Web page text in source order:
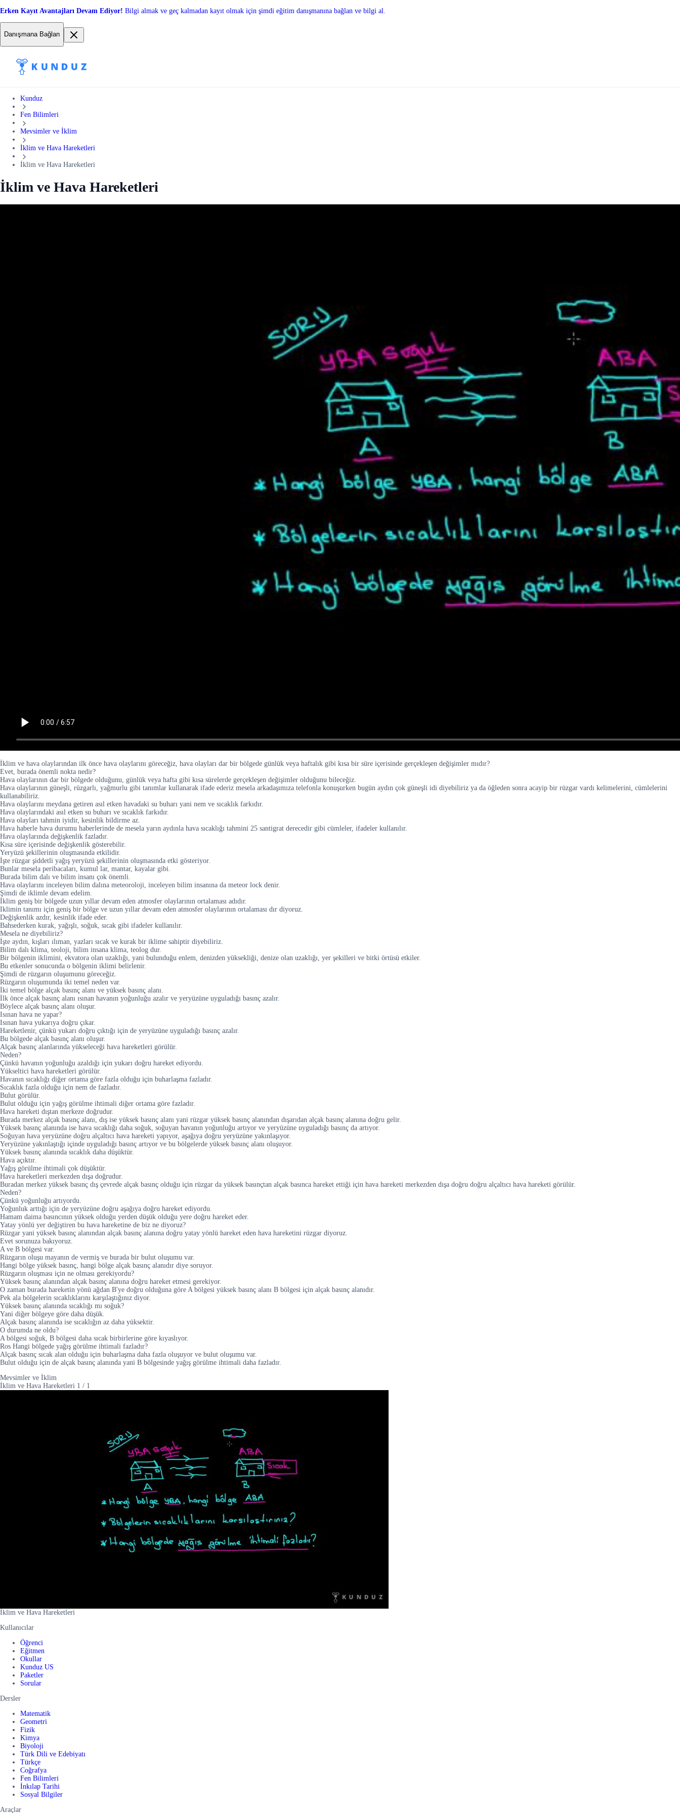
Erken Kayıt Avantajları Devam Ediyor! Bilgi almak ve geç kalmadan kayıt olmak için şimdi eğitim danışmanına bağlan ve bilgi al.
Danışmana Bağlan
Kunduz
Fen Bilimleri
Mevsimler ve İklim
İklim ve Hava Hareketleri
İklim ve Hava Hareketleri
İklim ve Hava Hareketleri
İklim ve hava olaylarından ilk önce hava olaylarını göreceğiz, hava olayları dar bir bölgede günlük veya haftalık gibi kısa bir süre içerisinde gerçekleşen değişimler mıdır?
Evet, burada önemli nokta nedir?
Hava olaylarının dar bir bölgede olduğunu, günlük veya hafta gibi kısa sürelerde gerçekleşen değişimler olduğunu bileceğiz.
Hava olaylarının güneşli, rüzgarlı, yağmurlu gibi tanımlar kullanarak ifade ederiz mesela arkadaşımıza telefonla konuşurken bugün aydın çok güneşli idi diyebiliriz ya da öğleden sonra acayip bir rüzgar vardı kelimelerini, cümlelerini
kullanabiliriz.
Hava olaylarını meydana getiren asıl etken havadaki su buharı yani nem ve sıcaklık farkıdır.
Hava olaylarındaki asıl etken su buharı ve sıcaklık farkıdır.
Hava olayları tahmin iyidir, kesinlik bildirme az.
Hava haberle hava durumu haberlerinde de mesela yarın aydınla hava sıcaklığı tahmini 25 santigrat derecedir gibi cümleler, ifadeler kullanılır.
Hava olaylarında değişkenlik fazladır.
Kısa süre içerisinde değişkenlik gösterebilir.
Yeryüzü şekillerinin oluşmasında etkilidir.
İşte rüzgar şiddetli yağış yeryüzü şekillerinin oluşmasında etki gösteriyor.
Bunlar mesela peribacaları, kumul lar, mantar, kayalar gibi.
Burada bilim dalı ve bilim insanı çok önemli.
Hava olaylarını inceleyen bilim dalına meteoroloji, inceleyen bilim insanına da meteor lock denir.
Şimdi de iklimle devam edelim.
İklim geniş bir bölgede uzun yıllar devam eden atmosfer olaylarının ortalaması adıdır.
Iklimin tanımı için geniş bir bölge ve uzun yıllar devam eden atmosfer olaylarının ortalaması dır diyoruz.
Değişkenlik azdır, kesinlik ifade eder.
Bahsederken kurak, yağışlı, soğuk, sıcak gibi ifadeler kullanılır.
Mesela ne diyebiliriz?
İşte aydın, kışları ılıman, yazları sıcak ve kurak bir iklime sahiptir diyebiliriz.
Bilim dalı klima, teoloji, bilim insana klima, teolog dur.
Bir bölgenin iklimini, ekvatora olan uzaklığı, yani bulunduğu enlem, denizden yüksekliği, denize olan uzaklığı, yer şekilleri ve bitki örtüsü etkiler.
Bu etkenler sonucunda o bölgenin iklimi belirlenir.
Şimdi de rüzgarın oluşumunu göreceğiz.
Rüzgarın oluşumunda iki temel neden var.
İki temel bölge alçak basınç alanı ve yüksek basınç alanı.
İlk önce alçak basınç alanı ısınan havanın yoğunluğu azalır ve yeryüzüne uyguladığı basınç azalır.
Böylece alçak basınç alanı oluşur.
Isınan hava ne yapar?
Isınan hava yukarıya doğru çıkar.
Hareketlenir, çünkü yukarı doğru çıktığı için de yeryüzüne uyguladığı basınç azalır.
Bu bölgede alçak basınç alanı oluşur.
Alçak basınç alanlarında yükseleceği hava hareketleri görülür.
Neden?
Çünkü havanın yoğunluğu azaldığı için yukarı doğru hareket ediyordu.
Yükseltici hava hareketleri görülür.
Havanın sıcaklığı diğer ortama göre fazla olduğu için buharlaşma fazladır.
Sıcaklık fazla olduğu için nem de fazladır.
Bulut görülür.
Bulut olduğu için yağış görülme ihtimali diğer ortama göre fazladır.
Hava hareketi dıştan merkeze doğrudur.
Burada merkez alçak basınç alanı, dış ise yüksek basınç alanı yani rüzgar yüksek basınç alanından dışarıdan alçak basınç alanına doğru gelir.
Yüksek basınç alanında ise hava sıcaklığı daha soğuk, soğuyan havanın yoğunluğu artıyor ve yeryüzüne uyguladığı basınç da artıyor.
Soğuyan hava yeryüzüne doğru alçaltıcı hava hareketi yapıyor, aşağıya doğru yeryüzüne yakınlaşıyor.
Yeryüzüne yakınlaştığı içinde uyguladığı basınç artıyor ve bu bölgelerde yüksek basınç alanı oluşuyor.
Yüksek basınç alanında sıcaklık daha düşüktür.
Hava açıktır.
Yağış görülme ihtimali çok düşüktür.
Hava hareketleri merkezden dışa doğrudur.
Buradan merkez yüksek basınç dış çevrede alçak basınç olduğu için rüzgar da yüksek basınçtan alçak basınca hareket ettiği için hava hareketi merkezden dışa doğru doğru alçaltıcı hava hareketi görülür.
Neden?
Çünkü yoğunluğu artıyordu.
Yoğunluk arttığı için de yeryüzüne doğru aşağıya doğru hareket ediyordu.
Hamam daima basıncının yüksek olduğu yerden düşük olduğu yere doğru hareket eder.
Yatay yönlü yer değiştiren bu hava hareketine de biz ne diyoruz?
Rüzgar yani yüksek basınç alanından alçak basınç alanına doğru yatay yönlü hareket eden hava hareketini rüzgar diyoruz.
Evet sorunuza bakıyoruz.
A ve B bölgesi var.
Rüzgarın oluşu mayanın de vermiş ve burada bir bulut oluşumu var.
Hangi bölge yüksek basınç, hangi bölge alçak basınç alanıdır diye soruyor.
Rüzgarın oluşması için ne olması gerekiyordu?
Yüksek basınç alanından alçak basınç alanına doğru hareket etmesi gerekiyor.
O zaman burada hareketin yönü ağdan B'ye doğru olduğuna göre A bölgesi yüksek basınç alanı B bölgesi için alçak basınç alanıdır.
Pek ala bölgelerin sıcaklıklarını karşılaştığınız diyor.
Yüksek basınç alanında sıcaklığı mı soğuk?
Yani diğer bölgeye göre daha düşük.
Alçak basınç alanında ise sıcaklığın az daha yüksektir.
O durumda ne oldu?
A bölgesi soğuk, B bölgesi daha sıcak birbirlerine göre kıyaslıyor.
Ros Hangi bölgede yağış görülme ihtimali fazladır?
Alçak basınç sıcak alan olduğu için buharlaşma daha fazla oluşuyor ve bulut oluşumu var.
Bulut olduğu için de alçak basınç alanında yani B bölgesinde yağış görülme ihtimali daha fazladır.
Mevsimler ve İklim
İklim ve Hava Hareketleri 1 / 1
İklim ve Hava Hareketleri
Kullanıcılar
Öğrenci
Eğitmen
Okullar
Kunduz US
Paketler
Sorular
Dersler
Matematik
Geometri
Fizik
Kimya
Biyoloji
Türk Dili ve Edebiyatı
Türkçe
Coğrafya
Fen Bilimleri
İnkılap Tarihi
Sosyal Bilgiler
Araçlar